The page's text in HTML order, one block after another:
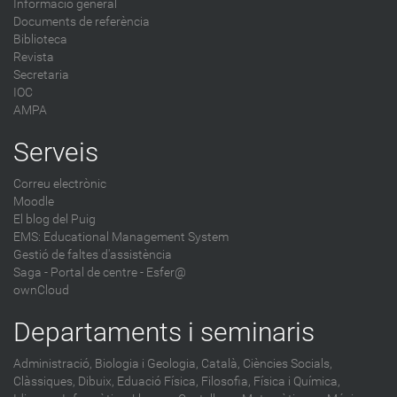
Informació general
Documents de referència
Biblioteca
Revista
Secretaria
IOC
AMPA
Serveis
Correu electrònic
Moodle
El blog del Puig
EMS: Educational Management System
Gestió de faltes d'assistència
Saga - Portal de centre - Esfer@
ownCloud
Departaments i seminaris
Administració, Biologia i Geologia, Català, Ciències Socials,
Clàssiques, Dibuix, Eduació Física, Filosofia, Física i Química,